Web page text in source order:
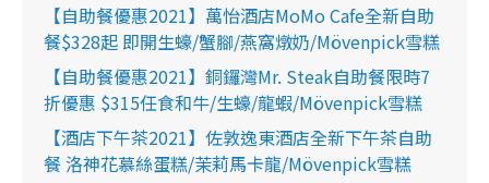
【自助餐優惠2021】萬怡酒店MoMo Cafe全新自助
餐$328起 即開生蠔/蟹腳/燕窩燉奶/Mövenpick雪糕
【自助餐優惠2021】銅鑼灣Mr. Steak自助餐限時7
折優惠 $315任食和牛/生蠔/龍蝦/Mövenpick雪糕
【酒店下午茶2021】佐敦逸東酒店全新下午茶自助
餐 洛神花慕絲蛋糕/茉莉馬卡龍/Mövenpick雪糕